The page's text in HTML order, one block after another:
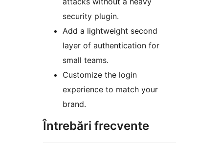
security plugin.
Add a lightweight second
layer of authentication for
small teams.
Customize the login
experience to match your
brand.
Întrebări frecvente